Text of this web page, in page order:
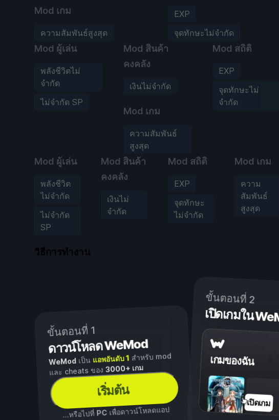
Mod เกม
ความสัมพันธ์สูงสุด
EXP
จุดทักษะไม่จำกัด
Mod ผู้เล่น
พลังชีวิตไม่
จำกัด
ไม่จำกัด SP
Mod สินค้า
คงคลัง
เงินไม่จำกัด
Mod เกม
ความสัมพันธ์
สูงสุด
Mod สถิติ
EXP
จุดทักษะไม่
จำกัด
Mod ผู้เล่น
พลังชีวิต
ไม่จำกัด
ไม่จำกัด
SP
Mod สินค้า
คงคลัง
เงินไม่
จำกัด
Mod สถิติ
EXP
จุดทักษะ
ไม่จำกัด
Mod เกม
ความ
สัมพันธ์
สูงสุด
วิธีการทำงาน
ขั้นตอนที่ 1
ดาวน์โหลด WeMod
WeModเป็น แอพอันดับ 1 สำหรับ mod
และ cheats ของ3000+ เกม
เริ่มต้น
...หรือไปที่ PCเพื่อดาวน์โหลดแอป
ขั้นตอนที่ 2
เปิดเกมใน
เกมของฉัน
เปิดเกม